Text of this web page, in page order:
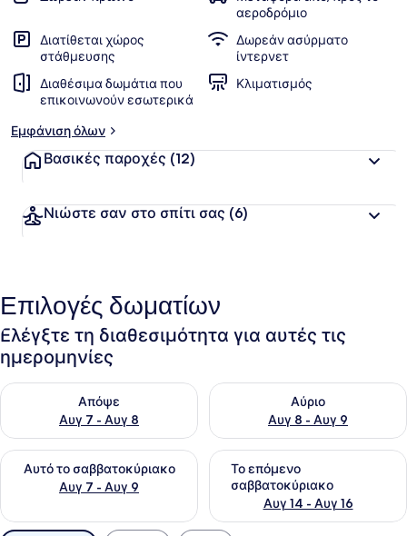
αεροδρόμιο
Διατίθεται χώρος
στάθμευσης
Δωρεάν ασύρματο
ίντερνετ
Διαθέσιμα δωμάτια που
επικοινωνούν εσωτερικά
Κλιματισμός
Εμφάνιση όλων
Βασικές παροχές (12)
Νιώστε σαν στο σπίτι σας (6)
Επιλογές δωματίων
Ελέγξτε τη διαθεσιμότητα για αυτές τις
ημερομηνίες
Απόψε
Αυγ 7 - Αυγ 8
Έλεγχος διαθεσιμότητας για απόψε Αυγ 7 - Αυγ 8
Αύριο
Αυγ 8 - Αυγ 9
Έλεγχος διαθεσιμότητας
Αυτό το σαββατοκύριακο
Αυγ 7 - Αυγ 9
Έλεγχος διαθεσιμότητας για αυτό το σαββατοκύριακο
Το επόμενο
σαββατοκύριακο
Αυγ 14 - Αυγ 16
Έλεγχος διαθεσιμότητας